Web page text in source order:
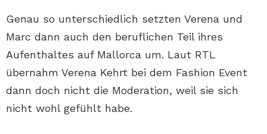
Genau so unterschiedlich setzten Verena und
Marc dann auch den beruflichen Teil ihres
Aufenthaltes auf Mallorca um. Laut RTL
übernahm Verena Kehrt bei dem Fashion Event
dann doch nicht die Moderation, weil sie sich
nicht wohl gefühlt habe.